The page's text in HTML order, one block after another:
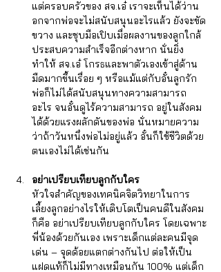
แต่ครอบครัวของ สจ.เอ๋ เราจะเห็นได้ว่าน
อกจากพ่อจะไม่สนับสนุนอะไรแล้ว ยังจะขัด
ขวาง และชุบมือเปิบเมื่อผลงานของลูกใกล้
ประสบความสำเร็จอีกต่างหาก นั่นยิ่ง
ทำให้ สจ.เอ๋ โกรธและพาตัวเองเข้าสู่ด้าน
มืดมากขึ้นเรื่อย ๆ หรือแม้แต่กับอั๋นลูกรัก
พ่อก็ไม่ได้สนับสนุนทางความสามารถ
อะไร จนอั๋นดูไร้ความสามารถ อยู่ในสังคม
ได้ด้วยแรงผลักดันของพ่อ นั่นหมายความ
ว่าถ้าวันหนึ่งพ่อไม่อยู่แล้ว อั๋นก็ใช้ชีวิตด้วย
ตนเองไม่ได้เช่นกัน
อย่าเปรียบเทียบลูกกับใคร
หัวใจสำคัญของเทคนิคจิตวิทยาในการ
เลี้ยงลูกอย่างไรให้เติบโตเป็นคนดีในสังคม
ก็คือ อย่าเปรียบเทียบลูกกับใคร โดยเฉพาะ
พี่น้องด้วยกันเอง เพราะเด็กแต่ละคนมีจุด
เด่น – จุดด้อยแตกต่างกันไป ต่อให้เป็น
แฝดแท้ก็ไม่มีทางเหมือนกัน 100% แต่เด็ก